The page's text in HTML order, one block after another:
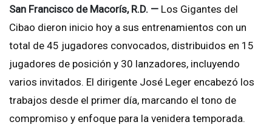
San Francisco de Macorís, R.D. — Los Gigantes del
Cibao dieron inicio hoy a sus entrenamientos con un
total de 45 jugadores convocados, distribuidos en 15
jugadores de posición y 30 lanzadores, incluyendo
varios invitados. El dirigente José Leger encabezó los
trabajos desde el primer día, marcando el tono de
compromiso y enfoque para la venidera temporada.